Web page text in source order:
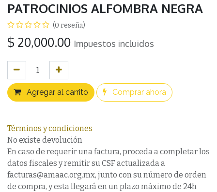
PATROCINIOS ALFOMBRA NEGRA
(0 reseña)
$ 20,000.00 Impuestos incluidos
Agregar al carrito Comprar ahora
Términos y condiciones
No existe devolución
En caso de requerir una factura, proceda a completar los
datos fiscales y remitir su CSF actualizada a
facturas@amaac.org.mx, junto con su número de orden
de compra, y esta llegará en un plazo máximo de 24h